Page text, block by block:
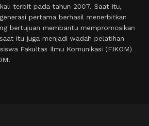
terbit pada tahun 2007. Saat itu,
pertama berhasil menerbitkan
bertujuan membantu mempromosikan
itu juga menjadi wadah pelatihan
Fakultas Ilmu Komunikasi (FIKOM)